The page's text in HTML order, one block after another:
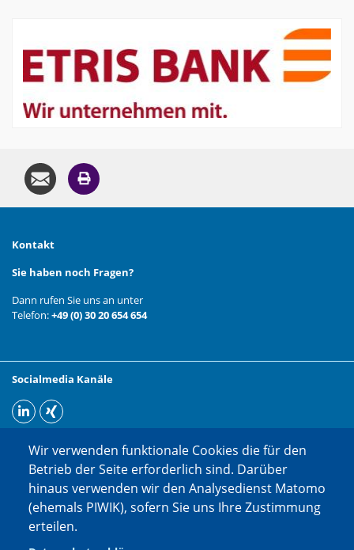
Kontakt
Sie haben noch Fragen?
Dann rufen Sie uns an unter
Telefon:+49 (0) 30 20 654 654
Socialmedia Kanäle
Wir verwenden funktionale Cookies die für den
Betrieb der Seite erforderlich sind. Darüber
hinaus verwenden wir den Analysedienst Matomo
(ehemals PIWIK), sofern Sie uns Ihre Zustimmung
erteilen.